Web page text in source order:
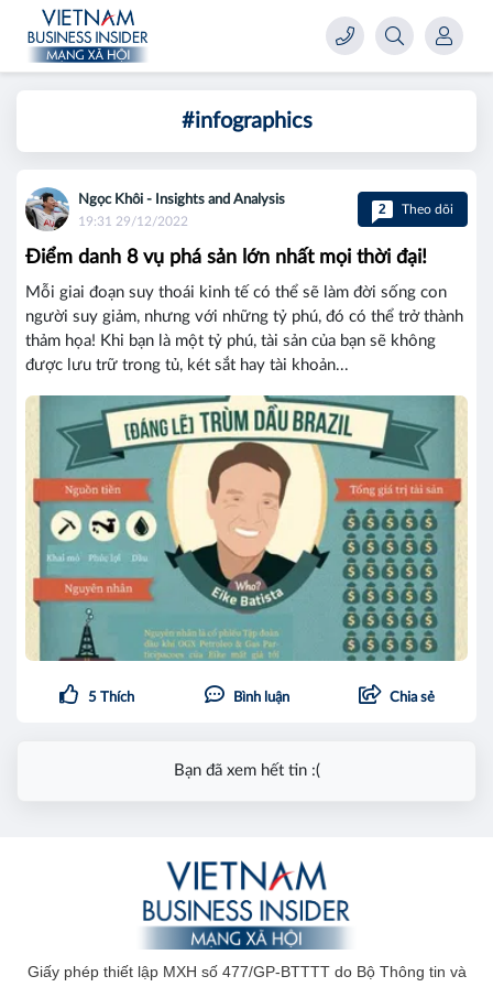
#infographics
Ngọc Khôi - Insights and Analysis
19:31 29/12/2022
2 Theo dõi
Điểm danh 8 vụ phá sản lớn nhất mọi thời đại!
Mỗi giai đoạn suy thoái kinh tế có thể sẽ làm đời sống con
người suy giảm, nhưng với những tỷ phú, đó có thể trở thành
thảm họa! Khi bạn là một tỷ phú, tài sản của bạn sẽ không
được lưu trữ trong tủ, két sắt hay tài khoản...
5 Thích Bình luận Chia sẻ
Bạn đã xem hết tin :(
Giấy phép thiết lập MXH số 477/GP-BTTTT do Bộ Thông tin và